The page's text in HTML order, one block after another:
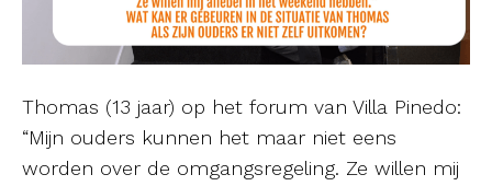
Thomas (13 jaar) op het forum van Villa Pinedo:
“Mijn ouders kunnen het maar niet eens
worden over de omgangsregeling. Ze willen mij